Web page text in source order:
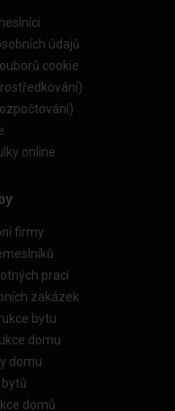
údajů
cookie
online
firmy
prací
zakázek
bytu
domu
domu
domů